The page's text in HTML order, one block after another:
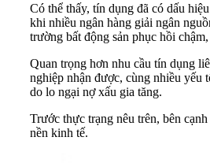
Có thể thấy, tín dụng đã có dấu
khi nhiều ngân hàng giải ngân
trường bất động sản phục hồi
Quan trọng hơn nhu cầu tín dụng
nghiệp nhận được, cùng nhiều yếu
do lo ngại nợ xấu gia tăng.
Trước thực trạng nêu trên, bên
nền kinh tế.